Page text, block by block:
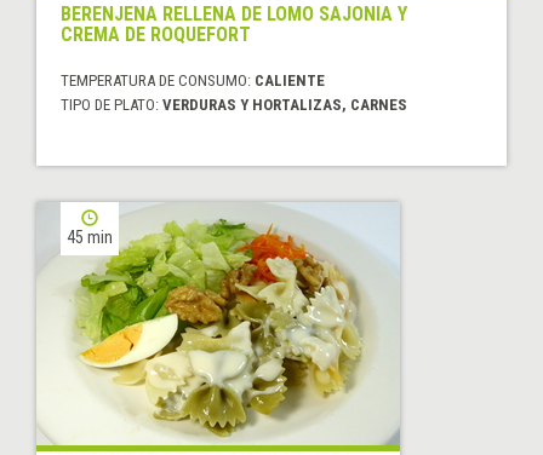
BERENJENA RELLENA DE LOMO SAJONIA Y
CREMA DE ROQUEFORT
TEMPERATURA DE CONSUMO: CALIENTE
TIPO DE PLATO: VERDURAS Y HORTALIZAS, CARNES
45 min